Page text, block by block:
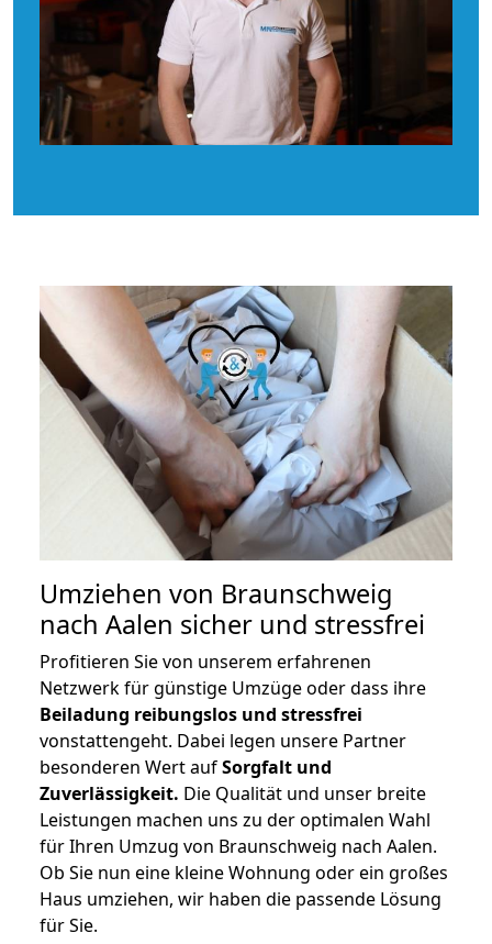
Umziehen von Braunschweig
nach Aalen sicher und stressfrei
Profitieren Sie von unserem erfahrenen
Netzwerk für günstige Umzüge oder dass ihre
Beiladung reibungslos und stressfrei
vonstattengeht. Dabei legen unsere Partner
besonderen Wert aufSorgfalt und
Zuverlässigkeit. Die Qualität und unser breite
Leistungen machen uns zu der optimalen Wahl
für Ihren Umzug von Braunschweig nach Aalen.
Ob Sie nun eine kleine Wohnung oder ein großes
Haus umziehen, wir haben die passende Lösung
für Sie.